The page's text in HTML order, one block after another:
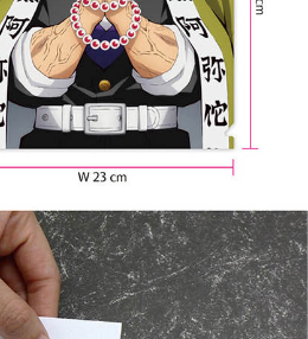
含以上)免運費
棉花樂園專用
查看運費